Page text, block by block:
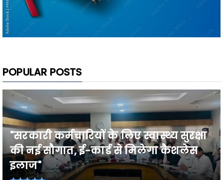
POPULAR POSTS
"सरकारी कर्मचारियों के लिए स्वास्थ्य सुरक्षा
की नई सौगात, ई-कार्ड से मिलेगा कैशलेस
इलाज"